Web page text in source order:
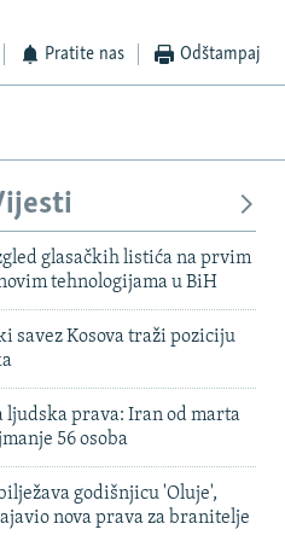
Pratite nas Odštampaj
glasačkih listića na prvim
tehnologijama u BiH
savez Kosova traži poziciju
ljudska prava: Iran od marta
56 osoba
godišnjicu 'Oluje',
nova prava za branitelje